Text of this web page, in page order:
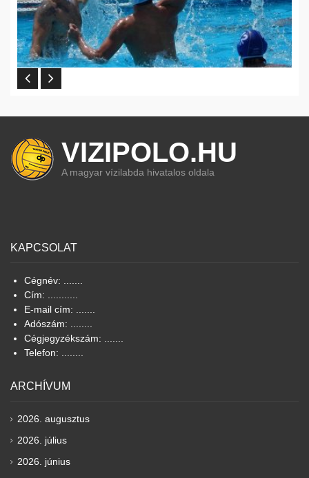
VIZIPOLO.HU
A magyar vízilabda hivatalos oldala
KAPCSOLAT
Cégnév: .......
Cím: ...........
E-mail cím: .......
Adószám: ........
Cégjegyzékszám: .......
Telefon: ........
ARCHÍVUM
2026. augusztus
2026. július
2026. június